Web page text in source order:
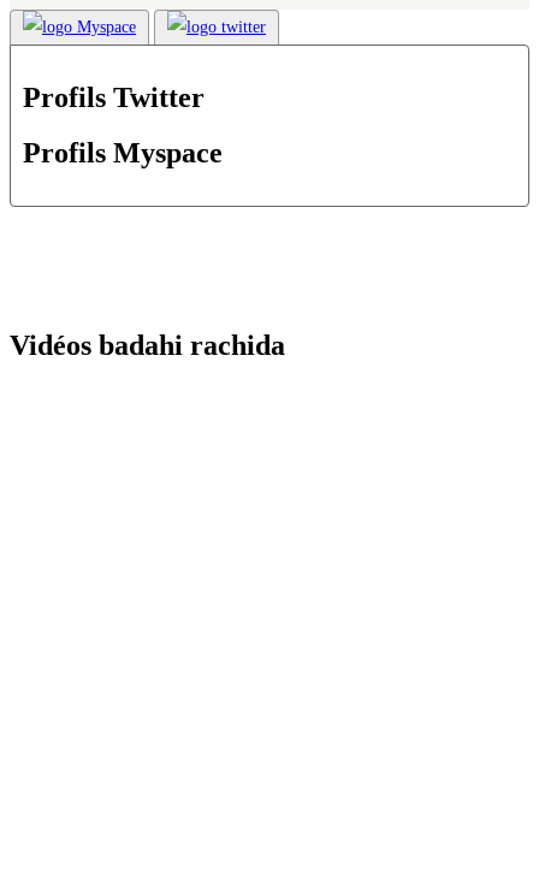
Profils Twitter
Profils Myspace
Vidéos badahi rachida